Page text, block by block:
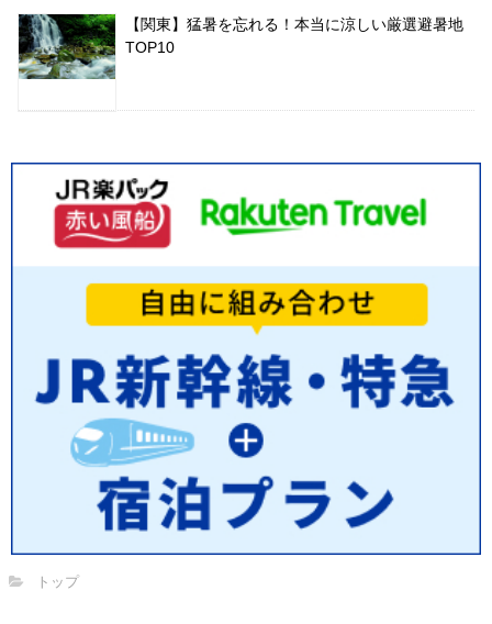
【関東】猛暑を忘れる！本当に涼しい厳選避暑地
TOP10
トップ